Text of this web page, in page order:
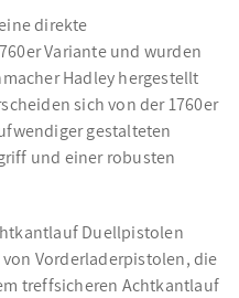
direkte
Variante und wurden
Hadley hergestellt
sich von der 1760er
gestalteten
und einer robusten
Duellpistolen
Vorderladerpistolen, die
treffsicheren Achtkantlauf